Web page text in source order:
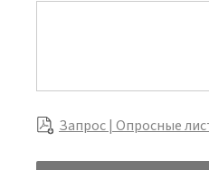
Запрос | Опросные